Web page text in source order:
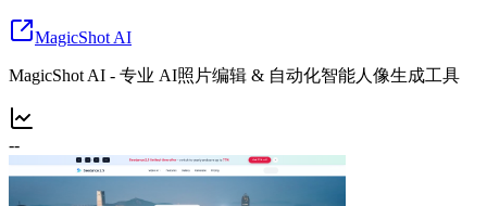
MagicShot AI
MagicShot AI - 专业 AI照片编辑 & 自动化智能人像生成工具
--